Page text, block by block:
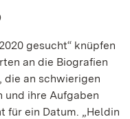
gesucht“ knüpfen
an die Biografien
die an schwierigen
und ihre Aufgaben
für ein Datum. „Heldin